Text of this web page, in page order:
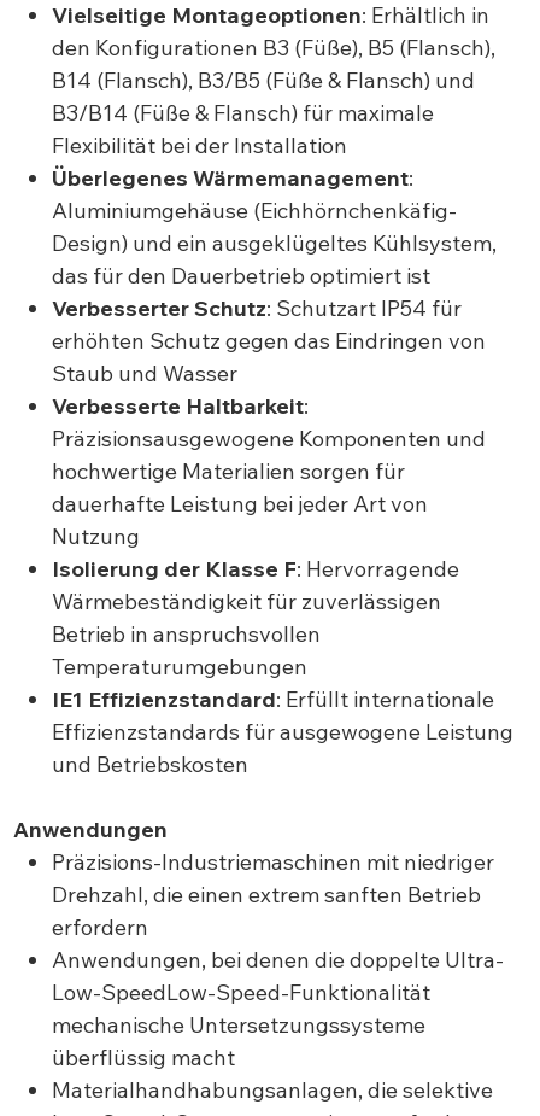
Vielseitige Montageoptionen: Erhältlich in
den Konfigurationen B3 (Füße), B5 (Flansch),
B14 (Flansch), B3/B5 (Füße & Flansch) und
B3/B14 (Füße & Flansch) für maximale
Flexibilität bei der Installation
Überlegenes Wärmemanagement:
Aluminiumgehäuse (Eichhörnchenkäfig-
Design) und ein ausgeklügeltes Kühlsystem,
das für den Dauerbetrieb optimiert ist
Verbesserter Schutz: Schutzart IP54 für
erhöhten Schutz gegen das Eindringen von
Staub und Wasser
Verbesserte Haltbarkeit:
Präzisionsausgewogene Komponenten und
hochwertige Materialien sorgen für
dauerhafte Leistung bei jeder Art von
Nutzung
Isolierung der Klasse F: Hervorragende
Wärmebeständigkeit für zuverlässigen
Betrieb in anspruchsvollen
Temperaturumgebungen
IE1 Effizienzstandard: Erfüllt internationale
Effizienzstandards für ausgewogene Leistung
und Betriebskosten
Anwendungen
Präzisions-Industriemaschinen mit niedriger
Drehzahl, die einen extrem sanften Betrieb
erfordern
Anwendungen, bei denen die doppelte Ultra-
Low-SpeedLow-Speed-Funktionalität
mechanische Untersetzungssysteme
überflüssig macht
Materialhandhabungsanlagen, die selektive